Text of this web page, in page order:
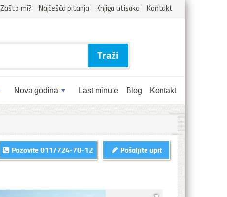
Zašto mi? Najčešća pitanja Knjiga utisaka Kontakt
Nova godina Last minute Blog Kontakt
Traži
Pošaljite upit
Pozovite011/724-70-12